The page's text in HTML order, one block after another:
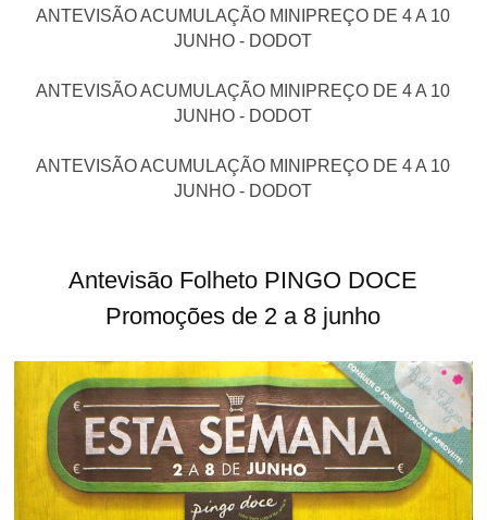
ANTEVISÃO ACUMULAÇÃO MINIPREÇO DE 4 A 10
JUNHO - DODOT
ANTEVISÃO ACUMULAÇÃO MINIPREÇO DE 4 A 10
JUNHO - DODOT
ANTEVISÃO ACUMULAÇÃO MINIPREÇO DE 4 A 10
JUNHO - DODOT
Antevisão Folheto PINGO DOCE
Promoções de 2 a 8 junho